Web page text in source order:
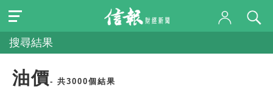
搜尋結果
油價- 共3000個結果